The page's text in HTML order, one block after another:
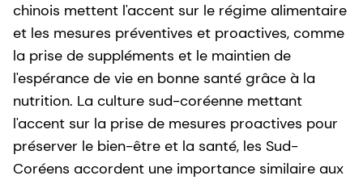
chinois mettent l'accent sur le régime alimentaire
et les mesures préventives et proactives, comme
la prise de suppléments et le maintien de
l'espérance de vie en bonne santé grâce à la
nutrition. La culture sud-coréenne mettant
l'accent sur la prise de mesures proactives pour
préserver le bien-être et la santé, les Sud-
Coréens accordent une importance similaire aux